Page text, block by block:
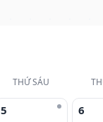
THỨ SÁU
5 6